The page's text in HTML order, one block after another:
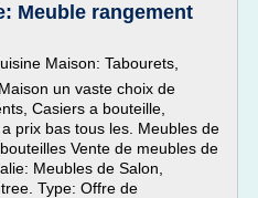
Meuble rangement
Maison: Tabourets,
un vaste choix de
Casiers a bouteille,
prix bas tous les. Meubles de
Vente de meubles de
Meubles de Salon,
Type: Offre de